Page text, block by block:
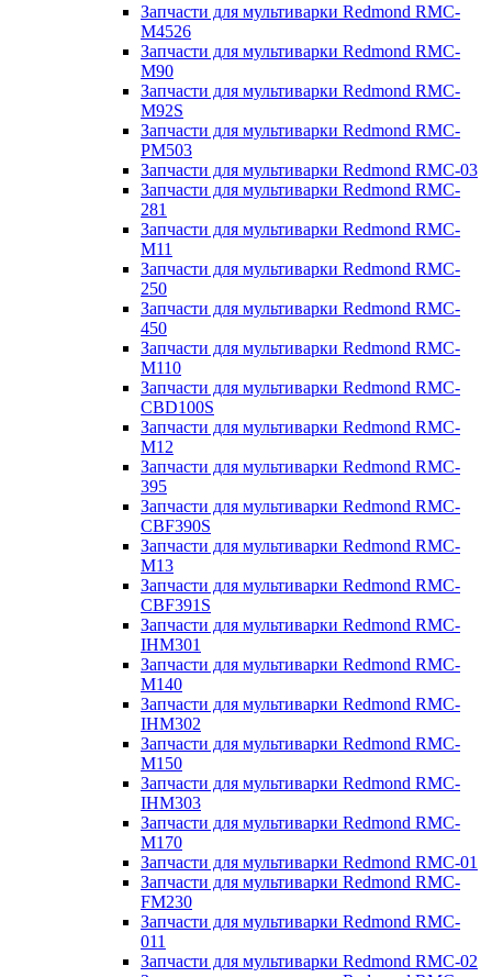
Запчасти для мультиварки Redmond RMC-
M4526
Запчасти для мультиварки Redmond RMC-
M90
Запчасти для мультиварки Redmond RMC-
M92S
Запчасти для мультиварки Redmond RMC-
PM503
Запчасти для мультиварки Redmond RMC-03
Запчасти для мультиварки Redmond RMC-
281
Запчасти для мультиварки Redmond RMC-
M11
Запчасти для мультиварки Redmond RMC-
250
Запчасти для мультиварки Redmond RMC-
450
Запчасти для мультиварки Redmond RMC-
M110
Запчасти для мультиварки Redmond RMC-
CBD100S
Запчасти для мультиварки Redmond RMC-
M12
Запчасти для мультиварки Redmond RMC-
395
Запчасти для мультиварки Redmond RMC-
CBF390S
Запчасти для мультиварки Redmond RMC-
M13
Запчасти для мультиварки Redmond RMC-
CBF391S
Запчасти для мультиварки Redmond RMC-
IHM301
Запчасти для мультиварки Redmond RMC-
M140
Запчасти для мультиварки Redmond RMC-
IHM302
Запчасти для мультиварки Redmond RMC-
M150
Запчасти для мультиварки Redmond RMC-
IHM303
Запчасти для мультиварки Redmond RMC-
M170
Запчасти для мультиварки Redmond RMC-01
Запчасти для мультиварки Redmond RMC-
FM230
Запчасти для мультиварки Redmond RMC-
011
Запчасти для мультиварки Redmond RMC-02